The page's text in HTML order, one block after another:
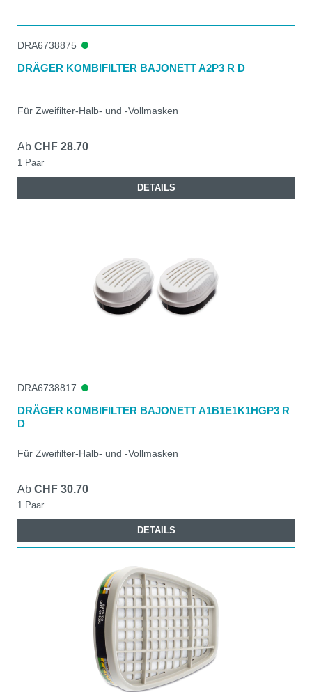
DRA6738875
DRÄGER KOMBIFILTER BAJONETT A2P3 R D
Für Zweifilter-Halb- und -Vollmasken
Ab CHF 28.70
1 Paar
DETAILS
DRA6738817
DRÄGER KOMBIFILTER BAJONETT A1B1E1K1HGP3 R
D
Für Zweifilter-Halb- und -Vollmasken
Ab CHF 30.70
1 Paar
DETAILS